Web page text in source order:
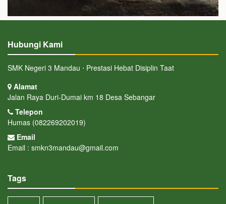
Hubungi Kami
SMK Negeri 3 Mandau ⋅ Prestasi Hebat Disiplin Taat
Alamat
Jalan Raya Duri-Dumai km 18 Desa Sebangar
Telepon
Humas (082269202019)
Email
Email : smkn3mandau@gmail.com
Tags